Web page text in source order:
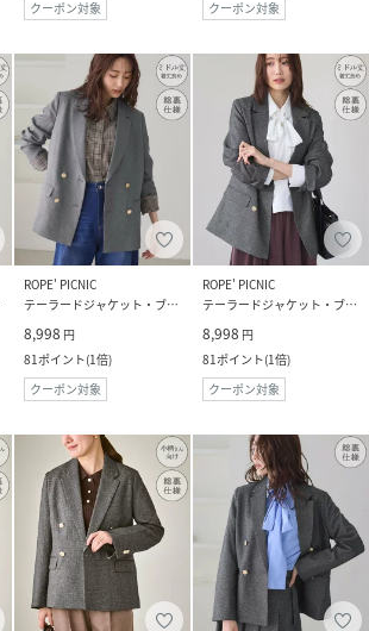
クーポン対象
クーポン対象
ROPE' PICNIC
テーラードジャケット・ブレザー
8,998 円
81ポイント(1倍)
クーポン対象
ROPE' PICNIC
テーラードジャケット・ブレザー
8,998 円
81ポイント(1倍)
クーポン対象